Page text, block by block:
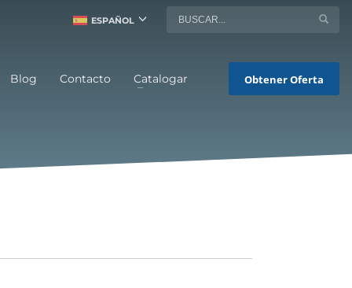
ESPAÑOL
Blog Contacto Catalogar Obtener Oferta